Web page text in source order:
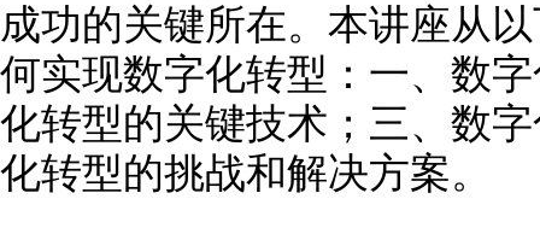
成功的关键所在。本讲座从
何实现数字化转型：一、数
化转型的关键技术；三、数
化转型的挑战和解决方案。